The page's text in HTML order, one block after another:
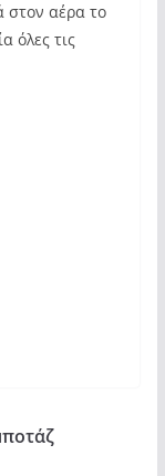
στον αέρα το
όλες τις